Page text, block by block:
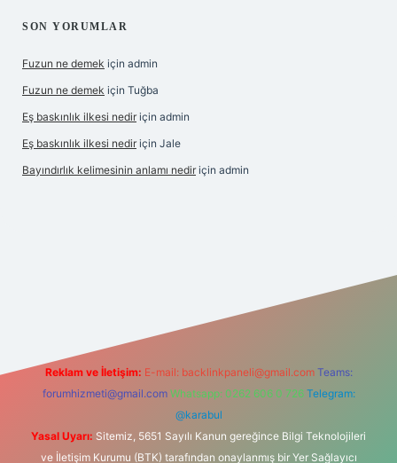
SON YORUMLAR
Fuzun ne demek için admin
Fuzun ne demek için Tuğba
Eş baskınlık ilkesi nedir için admin
Eş baskınlık ilkesi nedir için Jale
Bayındırlık kelimesinin anlamı nedir için admin
Reklam ve İletişim: E-mail: backlinkpaneli@gmail.com Teams:
forumhizmeti@gmail.com Whatsapp: 0262 606 0 726 Telegram:
@karabul
Yasal Uyarı: Sitemiz, 5651 Sayılı Kanun gereğince Bilgi Teknolojileri
ve İletişim Kurumu (BTK) tarafından onaylanmış bir Yer Sağlayıcı